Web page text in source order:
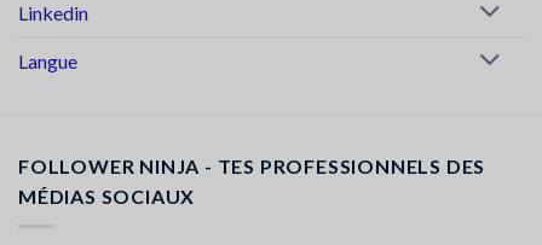
Linkedin
Langue
FOLLOWER NINJA - TES PROFESSIONNELS DES
MÉDIAS SOCIAUX